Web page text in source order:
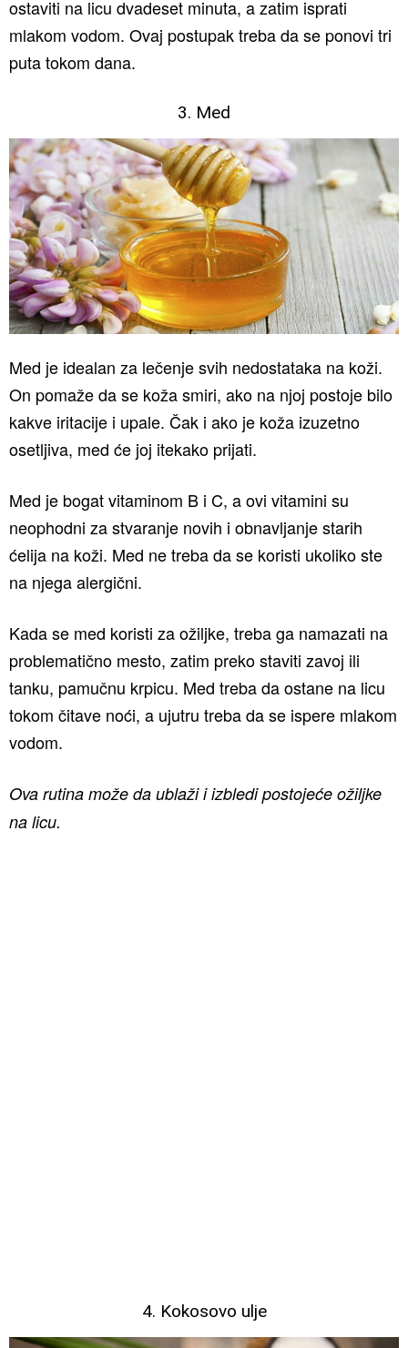
ostaviti na licu dvadeset minuta, a zatim isprati
mlakom vodom. Ovaj postupak treba da se ponovi tri
puta tokom dana.
3. Med
Med je idealan za lečenje svih nedostataka na koži.
On pomaže da se koža smiri, ako na njoj postoje bilo
kakve iritacije i upale. Čak i ako je koža izuzetno
osetljiva, med će joj itekako prijati.
Med je bogat vitaminom B i C, a ovi vitamini su
neophodni za stvaranje novih i obnavljanje starih
ćelija na koži. Med ne treba da se koristi ukoliko ste
na njega alergični.
Kada se med koristi za ožiljke, treba ga namazati na
problematično mesto, zatim preko staviti zavoj ili
tanku, pamučnu krpicu. Med treba da ostane na licu
tokom čitave noći, a ujutru treba da se ispere mlakom
vodom.
Ova rutina može da ublaži i izbledi postojeće ožiljke
na licu.
4. Kokosovo ulje